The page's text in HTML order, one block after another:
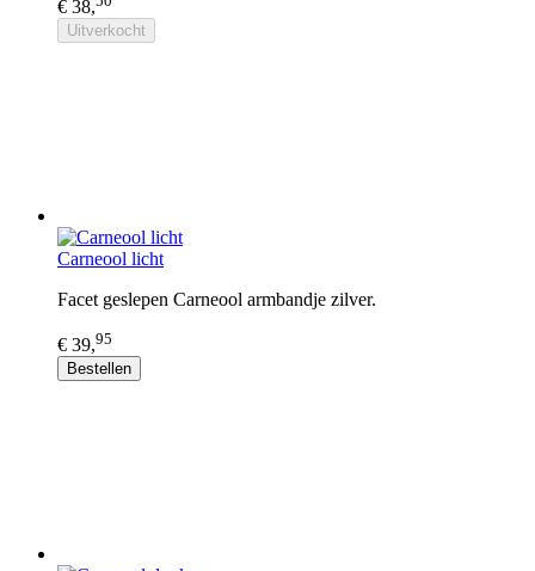
€ 38,
Uitverkocht
Carneool licht
Facet geslepen Carneool armbandje zilver.
€ 39,95
Bestellen